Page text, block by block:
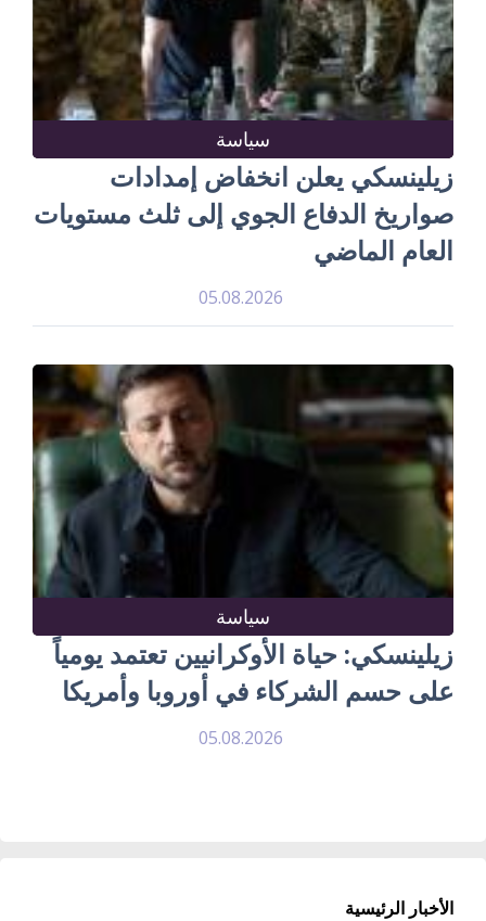
سياسة
زيلينسكي يعلن انخفاض إمدادات
صواريخ الدفاع الجوي إلى ثلث مستويات
العام الماضي
05.08.2026
سياسة
زيلينسكي: حياة الأوكرانيين تعتمد يومياً
على حسم الشركاء في أوروبا وأمريكا
05.08.2026
الأخبار الرئيسية